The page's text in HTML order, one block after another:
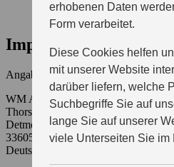
erhobenen Daten
Form verarbeitet.
Diese Cookies helfen
mit unserer Website
darüber liefern, welche
Suchbegriffe Sie auf
lange Sie auf unserer
viele Unterseiten Sie im
Impressum
Angaben gemäß § 5 TMG
WM Automobile GmbH
Thorsten Wiesner
Detmolder Str. 379
33605 Bielefeld
Deutschland